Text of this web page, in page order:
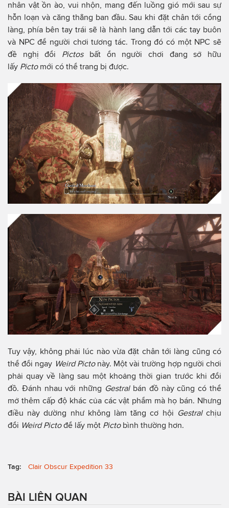
nhân vật ồn ào, vui nhộn, mang đến luồng gió mới sau sự
hỗn loạn và căng thẳng ban đầu. Sau khi đặt chân tới cổng
làng, phía bên tay trái sẽ là hành lang dẫn tới các tay buôn
và NPC để người chơi tương tác. Trong đó có một NPC sẽ
đề nghị đổi Pictosbất ổn người chơi đang sở hữu
lấy Pictomới có thể trang bị được.
Tuy vậy, không phải lúc nào vừa đặt chân tới làng cũng có
thể đổi ngay Weird Picto này. Một vài trường hợp người chơi
phải quay về làng sau một khoảng thời gian trước khi đổi
đồ. Đánh nhau với những Gestralbán đồ này cũng có thể
mở thêm cấp độ khác của các vật phẩm mà họ bán. Nhưng
điều này dường như không làm tăng cơ hội Gestralchịu
đổi Weird Pictođể lấy một Pictobình thường hơn.
Tag: Clair Obscur Expedition 33
BÀI LIÊN QUAN